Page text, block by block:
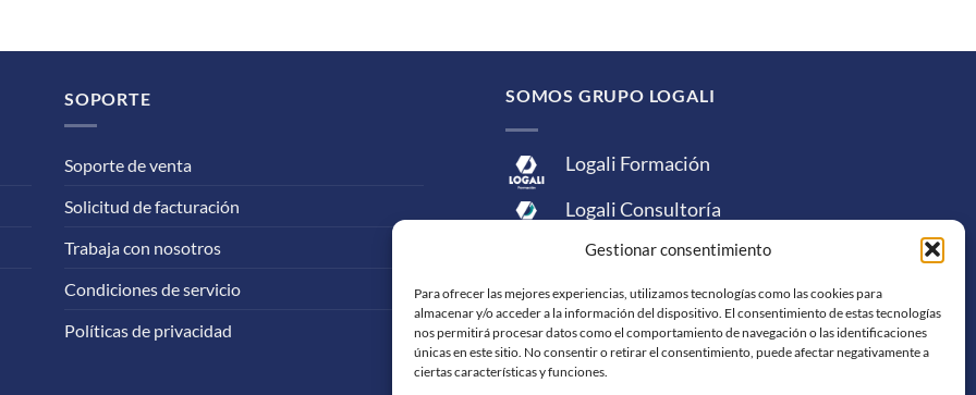
Gestionar consentimiento
Para ofrecer las mejores experiencias, utilizamos tecnologías como las cookies para
almacenar y/o acceder a la información del dispositivo. El consentimiento de estas tecnologías
nos permitirá procesar datos como el comportamiento de navegación o las identificaciones
únicas en este sitio. No consentir o retirar el consentimiento, puede afectar negativamente a
ciertas características y funciones.
SOPORTE
Soporte de venta
Solicitud de facturación
Trabaja con nosotros
Condiciones de servicio
Políticas de privacidad
SOMOS GRUPO LOGALI
Logali Formación
Logali Consultoría
Logali Ingeniería